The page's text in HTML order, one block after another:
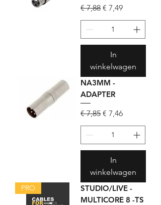
Normale prijs
€ 7,88 Verkoopprijs
€ 7,49
In
winkelwagen
NA3MM -
ADAPTER
Normale prijs
€ 7,85 Verkoopprijs
€ 7,46
In
winkelwagen
PRO
STUDIO/LIVE -
MULTICORE 8 -TS